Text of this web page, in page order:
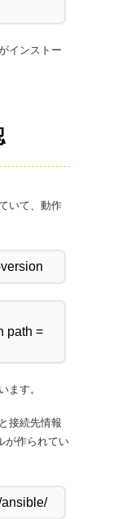
インストー
いて、動作
ます。
接続先情報
が作られてい